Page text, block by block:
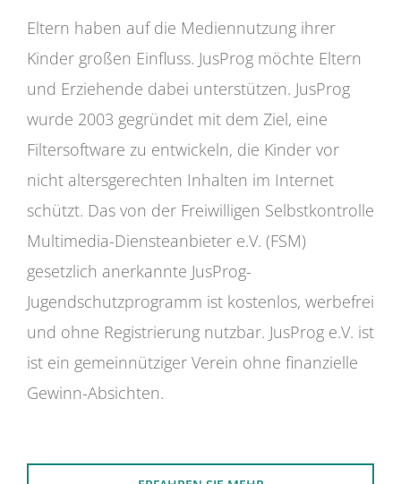
Eltern haben auf die Mediennutzung ihrer
Kinder großen Einfluss. JusProg möchte Eltern
und Erziehende dabei unterstützen. JusProg
wurde 2003 gegründet mit dem Ziel, eine
Filtersoftware zu entwickeln, die Kinder vor
nicht altersgerechten Inhalten im Internet
schützt. Das von der Freiwilligen Selbstkontrolle
Multimedia-Diensteanbieter e.V. (FSM)
gesetzlich anerkannte JusProg-
Jugendschutzprogramm ist kostenlos, werbefrei
und ohne Registrierung nutzbar. JusProg e.V. ist
ist ein gemeinnütziger Verein ohne finanzielle
Gewinn-Absichten.